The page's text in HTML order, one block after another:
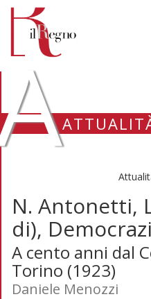
N. Antonetti,
di),
A cento anni dal
Torino (1923)
Daniele Menozzi